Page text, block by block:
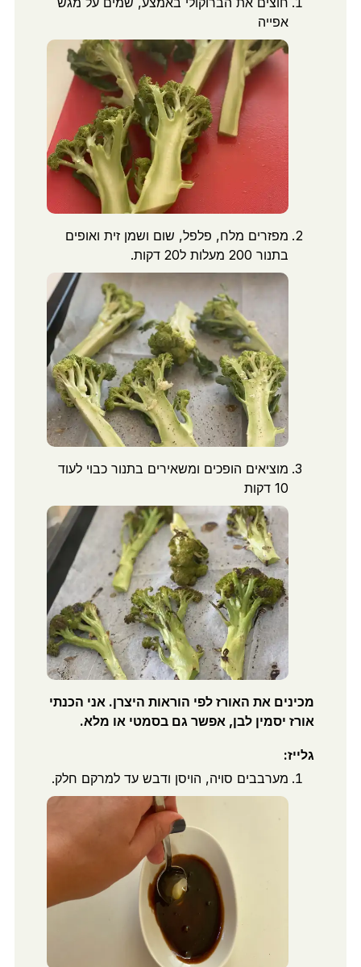
אפייה
מפזרים מלח, פלפל, שום ושמן זית ואופים
בתנור 200 מעלות ל20 דקות.
מוציאים הופכים ומשאירים בתנור כבוי לעוד
10 דקות
מכינים את האורז לפי הוראות היצרן. אני הכנתי
אורז יסמין לבן, אפשר גם בסמטי או מלא.
גלייז:
מערבבים סויה, הויסן ודבש עד למרקם חלק.